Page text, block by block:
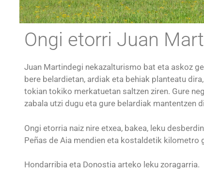
Ongi etorri Juan
Juan Martindegi nekazalturismo bat eta askoz
bere belardietan, ardiak eta behiak planteatu
tokian tokiko merkatuetan saltzen ziren. Gure
zabala utzi dugu eta gure belardiak mantentzen
Ongi etorria naiz nire etxea, bakea, leku
Peñas de Aia mendien eta kostaldetik kilometro
Hondarribia eta Donostia arteko leku zoragarria.